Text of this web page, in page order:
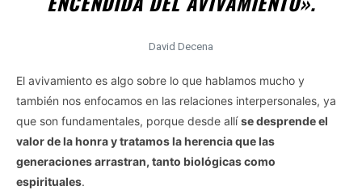
David Decena
El avivamiento es algo sobre lo que hablamos mucho y
también nos enfocamos en las relaciones interpersonales, ya
que son fundamentales, porque desde allíse desprende el
valor de la honra y tratamos la herencia que las
generaciones arrastran, tanto biológicas como
espirituales.